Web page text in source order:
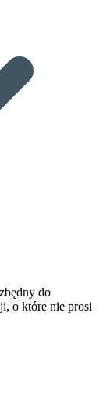
do
o które nie prosi